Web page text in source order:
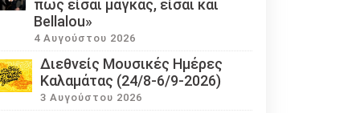
πως είσαι μάγκας, είσαι και
Bellalou»
4 Αυγούστου 2026
Διεθνείς Μουσικές Ημέρες
Καλαμάτας (24/8-6/9-2026)
3 Αυγούστου 2026